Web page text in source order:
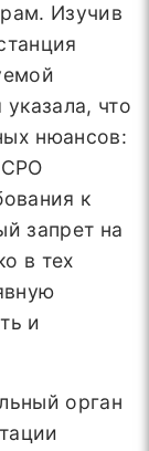
Изучив
что
нюансов:
СРО
к
запрет на
в тех
и
орган